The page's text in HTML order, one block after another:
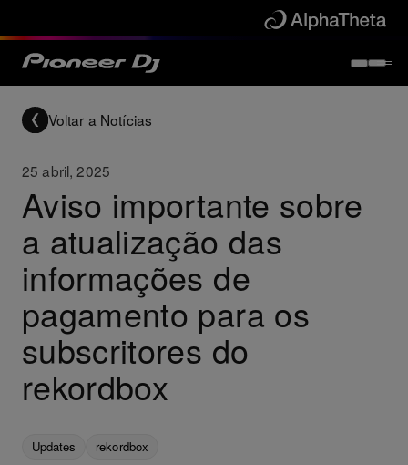
Voltar a Notícias
25 abril, 2025
Aviso importante sobre
a atualização das
informações de
pagamento para os
subscritores do
rekordbox
Updates rekordbox